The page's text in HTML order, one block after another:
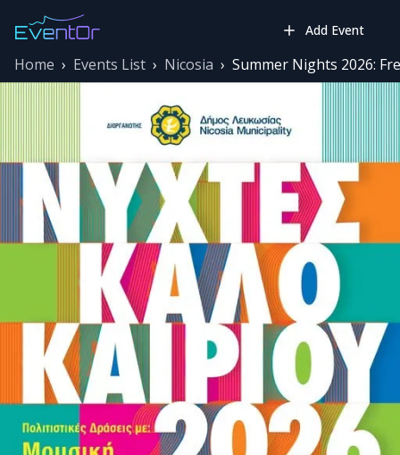
Add Event
Home › Events List › Nicosia › Summer Nights 2026: